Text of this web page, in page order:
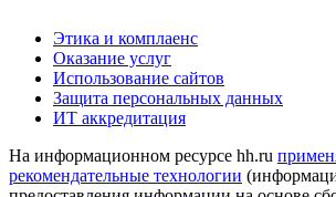
Этика и комплаенс
Оказание услуг
Использование сайтов
Защита персональных данных
ИТ аккредитация
На информационном ресурсе hh.ru
рекомендательные технологии